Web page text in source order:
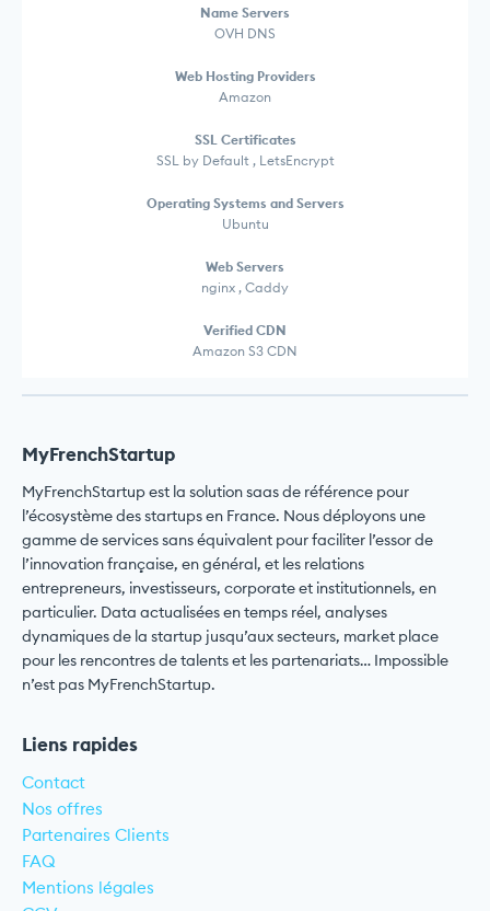
Name Servers
OVH DNS
Web Hosting Providers
Amazon
SSL Certificates
SSL by Default , LetsEncrypt
Operating Systems and Servers
Ubuntu
Web Servers
nginx , Caddy
Verified CDN
Amazon S3 CDN
MyFrenchStartup
MyFrenchStartup est la solution saas de référence pour
l’écosystème des startups en France. Nous déployons une
gamme de services sans équivalent pour faciliter l’essor de
l’innovation française, en général, et les relations
entrepreneurs, investisseurs, corporate et institutionnels, en
particulier. Data actualisées en temps réel, analyses
dynamiques de la startup jusqu’aux secteurs, market place
pour les rencontres de talents et les partenariats… Impossible
n’est pas MyFrenchStartup.
Liens rapides
Contact
Nos offres
Partenaires Clients
FAQ
Mentions légales